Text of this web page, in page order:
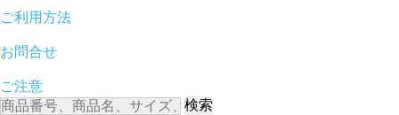
ご利用方法
お問合せ
ご注意
検索